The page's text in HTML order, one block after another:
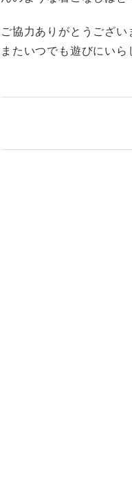
ご協力ありがとうござい
またいつでも遊びにいら